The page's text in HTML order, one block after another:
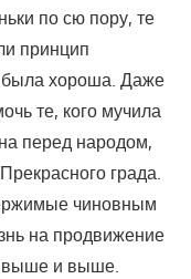
по сю пору, те
принцип
была хороша. Даже
те, кого мучила
перед народом,
града.
чиновным
на продвижение
выше и выше.